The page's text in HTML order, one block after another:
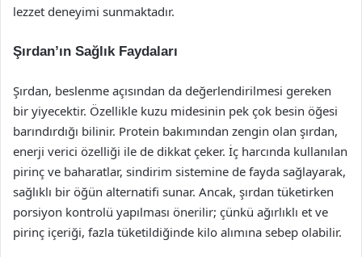
lezzet deneyimi sunmaktadır.
Şırdan’ın Sağlık Faydaları
Şırdan, beslenme açısından da değerlendirilmesi gereken
bir yiyecektir. Özellikle kuzu midesinin pek çok besin öğesi
barındırdığı bilinir. Protein bakımından zengin olan şırdan,
enerji verici özelliği ile de dikkat çeker. İç harcında kullanılan
pirinç ve baharatlar, sindirim sistemine de fayda sağlayarak,
sağlıklı bir öğün alternatifi sunar. Ancak, şırdan tüketirken
porsiyon kontrolü yapılması önerilir; çünkü ağırlıklı et ve
pirinç içeriği, fazla tüketildiğinde kilo alımına sebep olabilir.